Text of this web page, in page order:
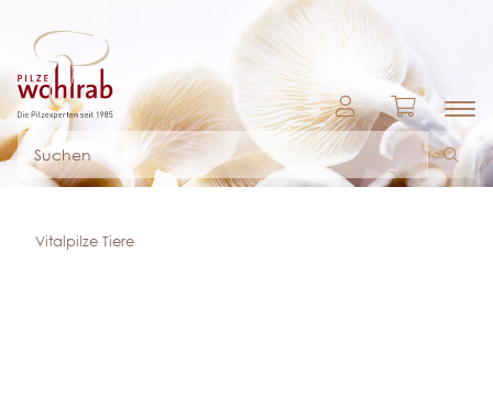
Vitalpilze Tiere